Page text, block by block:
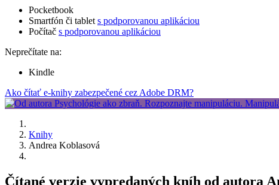
Pocketbook
Smartfón či tablet s podporovanou aplikáciou
Počítač s podporovanou aplikáciou
Neprečítate na:
Kindle
Ako čítať e-knihy zabezpečené cez Adobe DRM?
Knihy
Andrea Koblasová
Čítané verzie vypredaných kníh od autora